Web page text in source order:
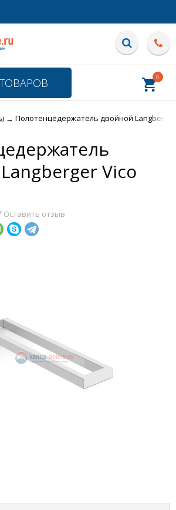
0
→ Полотенцедержатель двойной Langberger
Vico
Оставить отзыв